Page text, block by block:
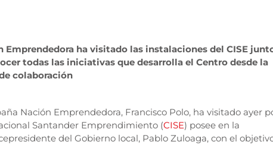
Emprendedora ha visitado las instalaciones del CISE
todas las iniciativas que desarrolla el Centro desde la
colaboración
Nación Emprendedora, Francisco Polo, ha visitado ayer
Santander Emprendimiento (CISE) posee en la
del Gobierno local, Pablo Zuloaga, con el